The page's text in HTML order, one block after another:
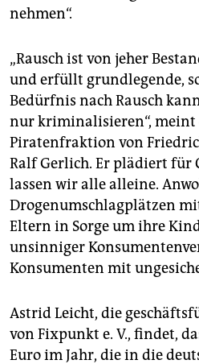
nehmen“.
„Rausch ist von jeher
und erfüllt grundlegende,
Bedürfnis nach Rausch
nur kriminalisieren“, meint
Piratenfraktion von
Ralf Gerlich. Er plädiert für
lassen wir alle alleine.
Drogenumschlagplätzen
Eltern in Sorge um ihre
unsinniger
Konsumenten mit
Astrid Leicht, die
von Fixpunkt e. V., findet,
Euro im Jahr, die in die